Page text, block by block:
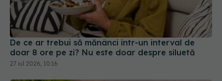
De ce ar trebui să mănânci într-un interval de
doar 8 ore pe zi? Nu este doar despre siluetă
27 iul 2026, 10:16